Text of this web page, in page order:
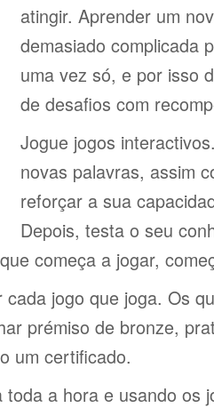
atingir. Aprender um
demasiado complicada
uma vez só, e por isso
de desafios com
Jogue jogos
novas palavras, assim
reforçar a sua
Depois, testa o seu
começa a jogar,
cada jogo que joga. Os
prémiso de bronze,
um certificado.
toda a hora e usando os